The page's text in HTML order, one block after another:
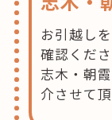
お引越し
確認くださ
志木・朝
介させて頂